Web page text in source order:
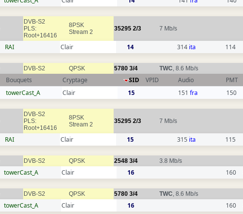
DVB-S2
PLS:
Root+16416
8PSK
Stream 2
35295 2/3 7 Mb/s
RAI Clair 14 314 ita 114
DVB-S2 QPSK 5780 3/4 TWC , 8.6 Mb/s
Bouquets Cryptage SID VPID Audio PMT
towerCast_A Clair 15 151 fra 150
DVB-S2
PLS:
Root+16416
8PSK
Stream 2
35295 2/3 7 Mb/s
RAI Clair 15 315 ita 115
DVB-S2 QPSK 2548 3/4 3.8 Mb/s
towerCast_A Clair 16 160
DVB-S2 QPSK 5780 3/4 TWC , 8.6 Mb/s
towerCast_A Clair 16 160